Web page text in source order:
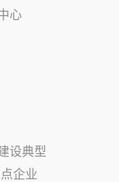
心
设典型
企业